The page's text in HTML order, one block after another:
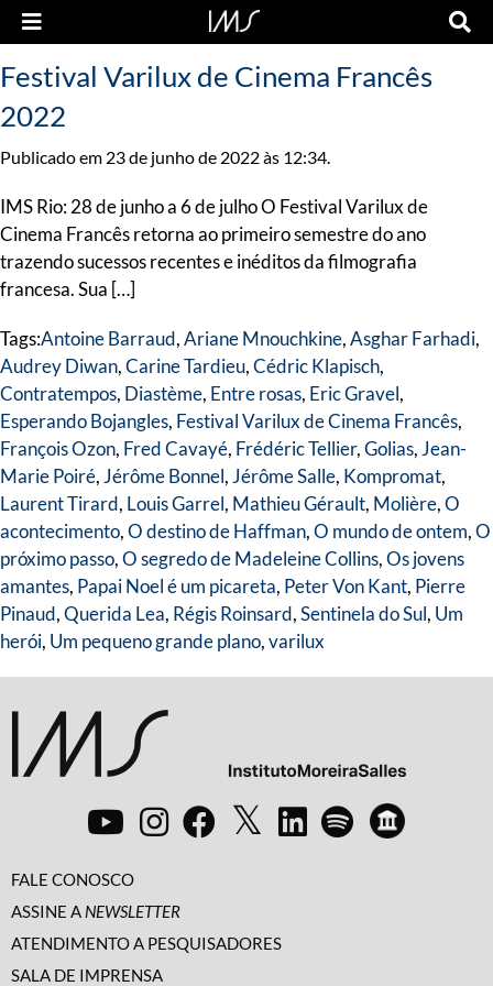
Festival Varilux de Cinema Francês
2022
Publicado em 23 de junho de 2022 às 12:34.
IMS Rio: 28 de junho a 6 de julho O Festival Varilux de
Cinema Francês retorna ao primeiro semestre do ano
trazendo sucessos recentes e inéditos da filmografia
francesa. Sua […]
Tags:Antoine Barraud,Ariane Mnouchkine,Asghar Farhadi,
Audrey Diwan,Carine Tardieu,Cédric Klapisch,
Contratempos, Diastème, Entre rosas, Eric Gravel,
Esperando Bojangles, Festival Varilux de Cinema Francês,
François Ozon, Fred Cavayé, Frédéric Tellier,Golias, Jean-
Marie Poiré, Jérôme Bonnel, Jérôme Salle, Kompromat,
Laurent Tirard, Louis Garrel, Mathieu Gérault, Molière,O
acontecimento,O destino de Haffman,O mundo de ontem,O
próximo passo,O segredo de Madeleine Collins,Os jovens
amantes, Papai Noel é um picareta, Peter Von Kant, Pierre
Pinaud,Querida Lea, Régis Roinsard,Sentinela do Sul, Um
herói, Um pequeno grande plano,varilux
FALE CONOSCO
ASSINE A NEWSLETTER
ATENDIMENTO A PESQUISADORES
SALA DE IMPRENSA